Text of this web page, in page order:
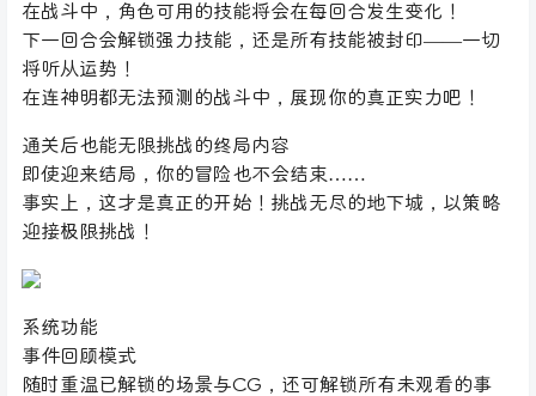
在战斗中，角色可用的技能将会在每回合发生变化！
下一回合会解锁强力技能，还是所有技能被封印——一切
将听从运势！
在连神明都无法预测的战斗中，展现你的真正实力吧！
通关后也能无限挑战的终局内容
即使迎来结局，你的冒险也不会结束……
事实上，这才是真正的开始！挑战无尽的地下城，以策略
迎接极限挑战！
系统功能
事件回顾模式
随时重温已解锁的场景与CG，还可解锁所有未观看的事